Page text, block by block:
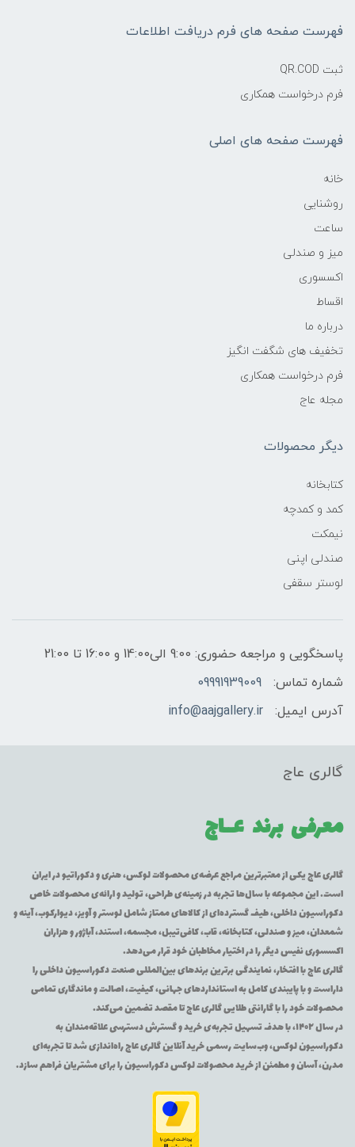
فهرست صفحه های فرم دریافت اطلاعات
ثبت QR.COD
فرم درخواست همکاری
فهرست صفحه های اصلی
خانه
روشنایی
ساعت
میز و صندلی
اکسسوری
اقساط
درباره ما
تخفیف های شگفت انگیز
فرم درخواست همکاری
مجله عاج
دیگر محصولات
کتابخانه
کمد و کمدچه
نیمکت
صندلی اپنی
لوستر سقفی
پاسخگویی و مراجعه حضوری: 9:00 الی14:00 و 16:00 تا 21:00
شماره تماس:
09991939009
آدرس ایمیل:
info@aajgallery.ir
گالری عاج
معرفی برند عــاج
گالری عاج یکی از معتبرترین مراجع عرضه‌ی محصولات لوکس، هنری و دکوراتیو در ایران
است. این مجموعه با سال‌ها تجربه در زمینه‌ی طراحی، تولید و ارائه‌ی محصولات خاص
دکوراسیون داخلی، طیف گسترده‌ای از کالاهای ممتاز شامل لوستر و آویز، دیوارکوب، آینه و
شمعدان، میز و صندلی، کتابخانه، قاب، کافی‌تیبل، مجسمه، استند، آباژور و هزاران
اکسسوری نفیس دیگر را در اختیار مخاطبان خود قرار می‌دهد.
گالری عاج با افتخار، نمایندگی برترین برندهای بین‌المللی صنعت دکوراسیون داخلی را
داراست و با پایبندی کامل به استانداردهای جهانی، کیفیت، اصالت و ماندگاری تمامی
محصولات خود را با گارانتی طلایی گالری عاج تا مقصد تضمین می‌کند.
در سال ۱۴۰۲، با هدف تسهیل تجربه‌ی خرید و گسترش دسترسی علاقه‌مندان به
دکوراسیون لوکس، وب‌سایت رسمی خرید آنلاین گالری عاج راه‌اندازی شد تا تجربه‌ای
مدرن، آسان و مطمئن از خرید محصولات لوکس دکوراسیون را برای مشتریان فراهم سازد.